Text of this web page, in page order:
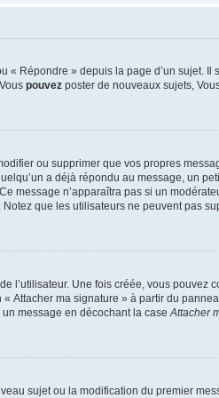
« Répondre » depuis la page d’un sujet.
pouvez poster de nouveaux sujets,
ou supprimer que vos propres
a déjà répondu au message, un
message n’apparaîtra pas si un
que les utilisateurs ne peuvent pas
l’utilisateur. Une fois créée, vous pouvez
Attacher ma signature » à partir du
message en décochant la caseAttacher
sujet ou la modification du premier